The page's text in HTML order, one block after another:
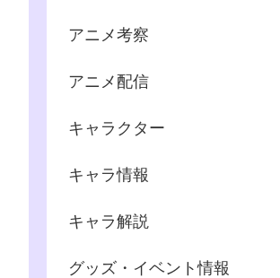
アニメ考察
アニメ配信
キャラクター
キャラ情報
キャラ解説
グッズ・イベント情報